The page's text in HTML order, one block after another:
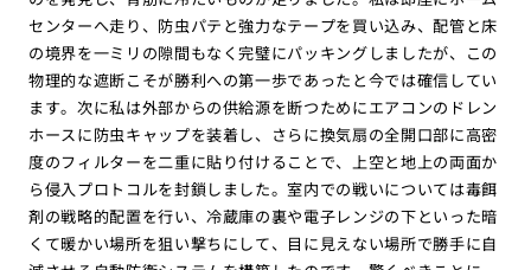
センターへ走り、防虫パテと強力なテープを買い込み、配管と床
の境界を一ミリの隙間もなく完璧にパッキングしましたが、この
物理的な遮断こそが勝利への第一歩であったと今では確信してい
ます。次に私は外部からの供給源を断つためにエアコンのドレン
ホースに防虫キャップを装着し、さらに換気扇の全開口部に高密
度のフィルターを二重に貼り付けることで、上空と地上の両面か
ら侵入プロトコルを封鎖しました。室内での戦いについては毒餌
剤の戦略的配置を行い、冷蔵庫の裏や電子レンジの下といった暗
くて暖かい場所を狙い撃ちにして、目に見えない場所で勝手に自